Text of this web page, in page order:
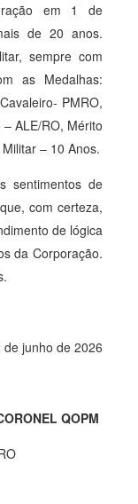
em 1 de
de 20 anos.
sempre com
as Medalhas:
PMRO,
ALE/RO, Mérito
– 10 Anos.
sentimentos de
com certeza,
de lógica
da Corporação.
junho de 2026
QOPM